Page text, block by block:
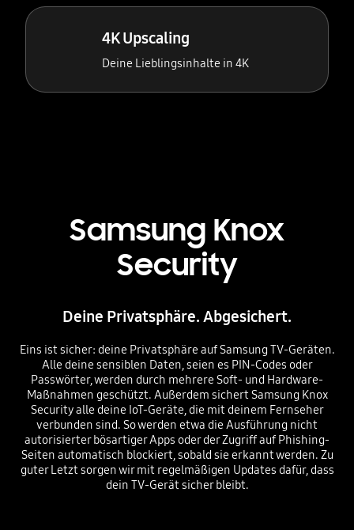
4K Upscaling
Deine Lieblingsinhalte in 4K
Samsung Knox
Security
Deine Privatsphäre. Abgesichert.
Eins ist sicher: deine Privatsphäre auf Samsung TV-Geräten.
Alle deine sensiblen Daten, seien es PIN-Codes oder
Passwörter, werden durch mehrere Soft- und Hardware-
Maßnahmen geschützt. Außerdem sichert Samsung Knox
Security alle deine IoT-Geräte, die mit deinem Fernseher
verbunden sind. So werden etwa die Ausführung nicht
autorisierter bösartiger Apps oder der Zugriff auf Phishing-
Seiten automatisch blockiert, sobald sie erkannt werden. Zu
guter Letzt sorgen wir mit regelmäßigen Updates dafür, dass
dein TV-Gerät sicher bleibt.